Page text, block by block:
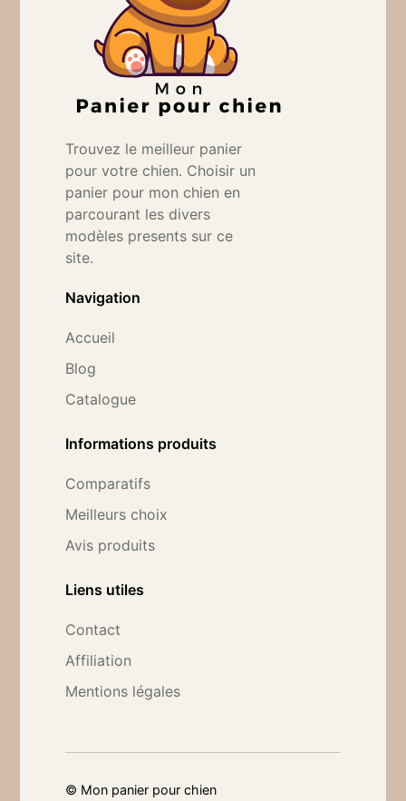
Trouvez le meilleur panier
pour votre chien. Choisir un
panier pour mon chien en
parcourant les divers
modèles presents sur ce
site.
Navigation
Accueil
Blog
Catalogue
Informations produits
Comparatifs
Meilleurs choix
Avis produits
Liens utiles
Contact
Affiliation
Mentions légales
© Mon panier pour chien